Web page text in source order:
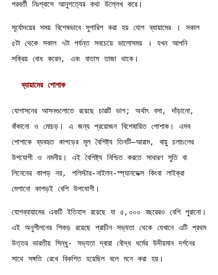
পরবর্তী নিঃশ্বাসে আনুগত্যের কথা উল্লেখ করে।
সূর্যোদয়ের সময় বিশেষভাবে সুপারিশ করা হয় যোগ ব্যায়ামের । সকাল
৫টা থেকে সকাল ৭টা পর্যন্ত সবচেয়ে ভালোসময় । যখন আপনি
সক্রিয় বোধ করেন, এবং বাতাস তাজা থাকে।
ব্যা‍য়ামের পোশাক
যোগাসনের আসনগুলোতে রয়েছে চারটি ভাগ; অর্থাৎ বসা, দাঁড়ানো,
বাঁকানো ও মোচড়। এ জন্য প্রয়োজন বিশেষায়িত পোশাক। এসব
পোশাকে ব্যবহৃত কাপড়ের মূল বৈশিষ্ট্য তিনটি—আরাম, বায়ু চলাচলের
উপযোগী ও নমনীয়। এই বৈশিষ্ট্য নিশ্চিত করতে সাধারণ সুতি বা
লিনেনের কাপড় নয়, পলিস্টার-নাইলন-স্প্যানডেক্স কিংবা লাইক্রা
মেশানো কাপড়ই বেশি উপযোগী।
যোগব্যায়ামের একটি ইতিহাস রয়েছে যা ৫,০০০ বছরেরও বেশি পুরানো।
এই অনুশীলনের শিকড় রয়েছে প্রাচীন সভ্যতা থেকে যেখানে এটি প্রথম
উত্তর ভারতীয় সিন্ধু- সভ্যতা দ্বারা বৌদ্ধ ধর্মের উদীয়মান দর্শনের
সাথে সঙ্গতি রেখে বিকশিত হয়েছিল বলে মনে করা হয়।